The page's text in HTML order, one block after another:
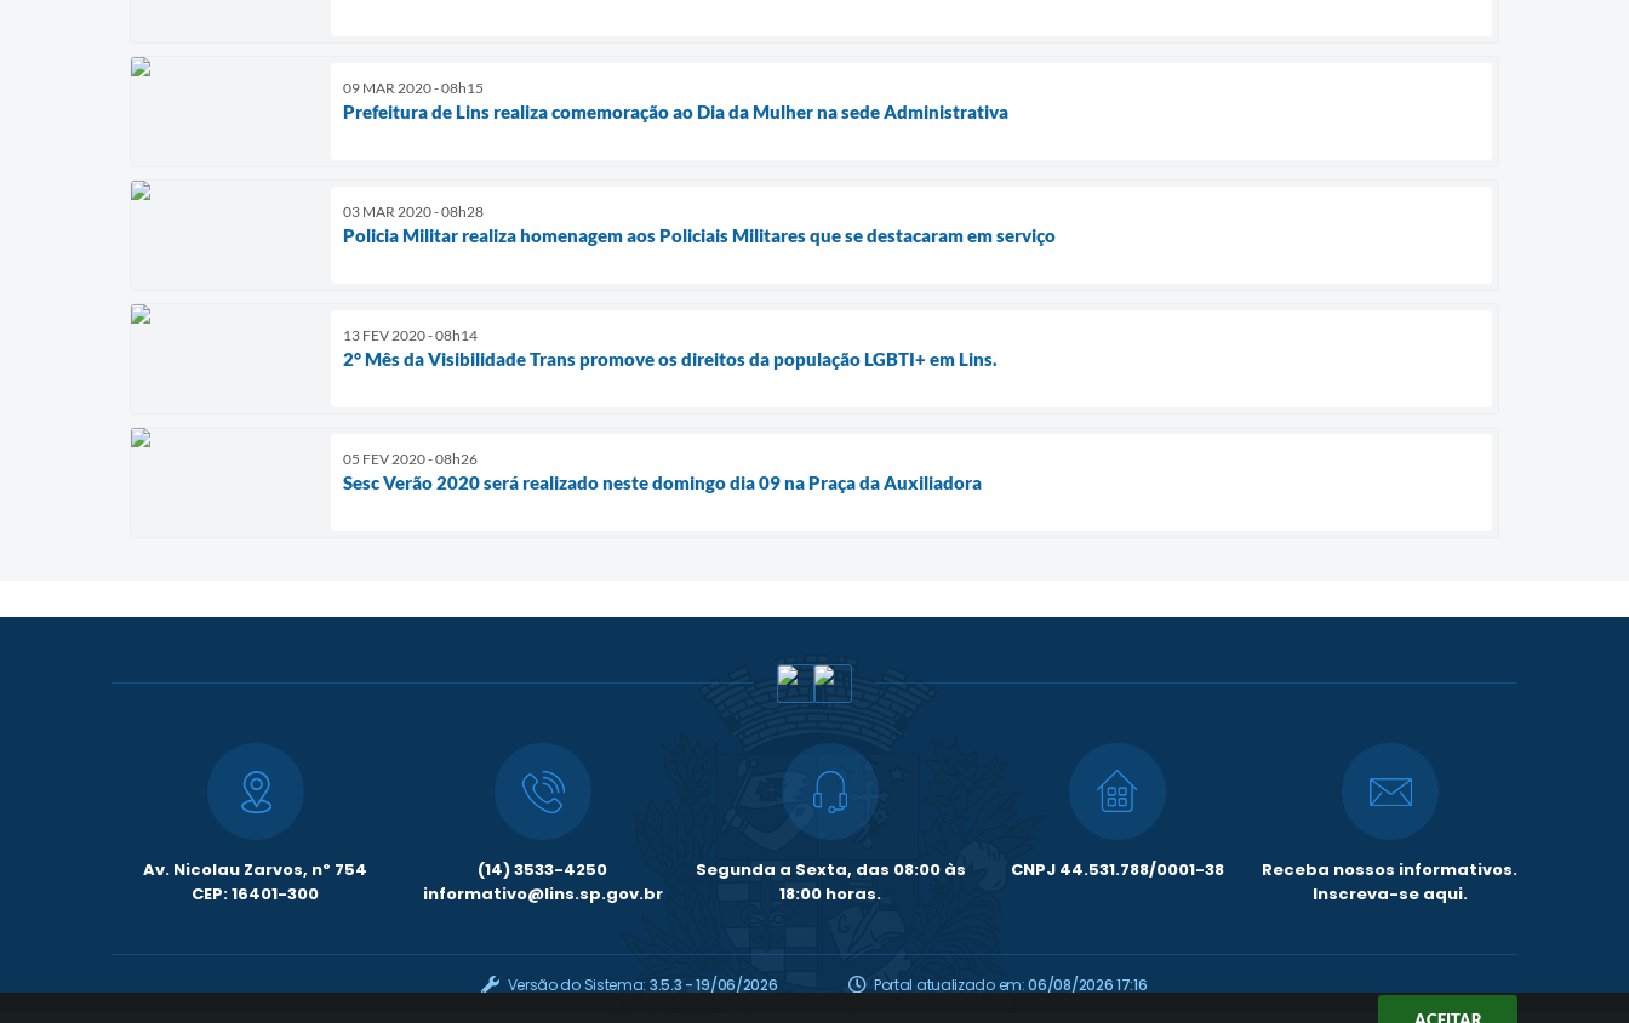
09 MAR 2020 - 08h15
Prefeitura de Lins realiza comemoração ao Dia da Mulher na sede Administrativa
03 MAR 2020 - 08h28
Policia Militar realiza homenagem aos Policiais Militares que se destacaram em serviço
13 FEV 2020 - 08h14
2° Mês da Visibilidade Trans promove os direitos da população LGBTI+ em Lins.
05 FEV 2020 - 08h26
Sesc Verão 2020 será realizado neste domingo dia 09 na Praça da Auxiliadora
Av. Nicolau Zarvos, nº 754
CEP: 16401-300
(14) 3533-4250
informativo@lins.sp.gov.br
Segunda a Sexta, das 08:00 às
18:00 horas.
CNPJ 44.531.788/0001-38
Receba nossos informativos.
Inscreva-se aqui.
Versão do Sistema: 3.5.3 - 19/06/2026 Portal atualizado em:06/08/2026 17:16